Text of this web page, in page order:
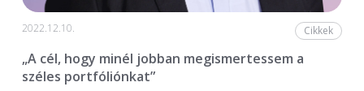
2022.12.10. Cikkek
„A cél, hogy minél jobban megismertessem a
széles portfóliónkat”